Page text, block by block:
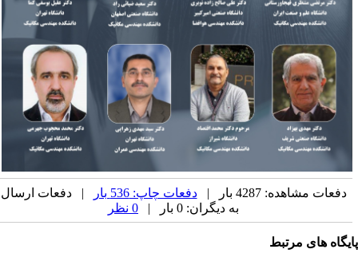
دفعات مشاهده: 4287 بار | دفعات چاپ: 536 بار
| دفعات ارسال
به دیگران: 0 بار |
های مرتبط